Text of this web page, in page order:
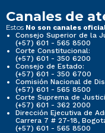
Canales de
Estos No son canales
Consejo Superior de la
(+57) 601 - 565 8500
Corte Constitucional:
(+57) 601 - 350 6200
Consejo de Estado:
(+57) 601 - 350 6700
Comisión Nacional de
(+57) 601 - 565 8500
Corte Suprema de
(+57) 601 - 362 2000
Dirección Ejecutiva de
Carrera 7 # 27-18,
(+57) 601 - 565 8500